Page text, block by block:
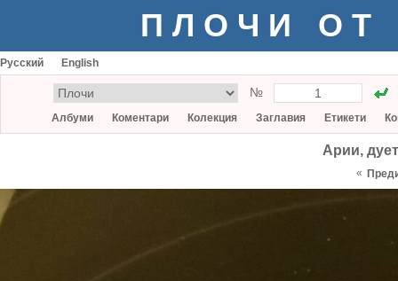
ПЛОЧИ ОТ
Русский English
№
Албуми Коментари Колекция Заглавия Етикети
Арии,
«